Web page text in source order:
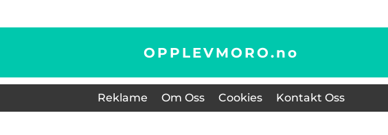
OPPLEVMORO.no
Reklame Om Oss Cookies Kontakt Oss